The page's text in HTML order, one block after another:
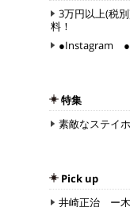
3万円以上(税
料！
●Instagram
特集
素敵なステイ
Pick up
井崎正治 ー